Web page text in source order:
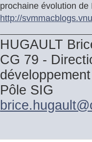
prochaine évolution
http://
HUGAULT
CG 79 -
Pôle SIG
brice.hugault@